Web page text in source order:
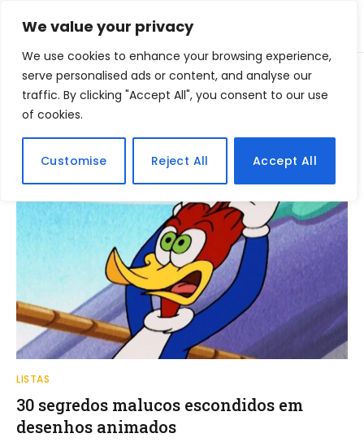
We value your privacy
We use cookies to enhance your browsing experience,
serve personalised ads or content, and analyse our
traffic. By clicking "Accept All", you consent to our use
of cookies.
Customise Reject All Accept All
Home » Posts Tagged "segredos"
BROWSING:
LISTAS
30 segredos malucos escondidos em
desenhos animados